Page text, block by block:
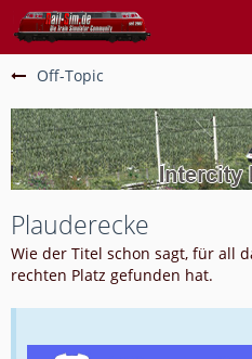
Off-Topic
Plauderecke
Wie der Titel schon sagt, für all
rechten Platz gefunden hat.